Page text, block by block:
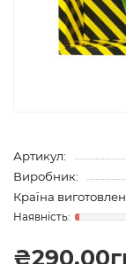
Артикул:
Виробник:
Країна